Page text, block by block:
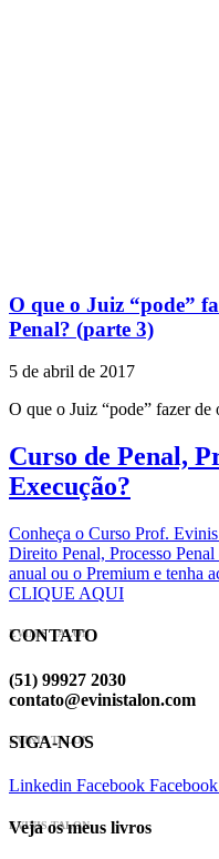
O que o Juiz “pode”
Penal? (parte 3)
5 de abril de 2017
O que o Juiz “pode” fazer
Curso de Penal,
Execução?
Conheça o Curso Prof.
Direito Penal, Processo
anual ou o Premium e tenha
CLIQUE AQUI
EVINIS TALON
CONTATO
(51) 99927 2030
contato@evinistalon.com
EVINIS TALON
SIGA-NOS
Linkedin Facebook Facebook
EVINIS TALON
Veja os meus livros